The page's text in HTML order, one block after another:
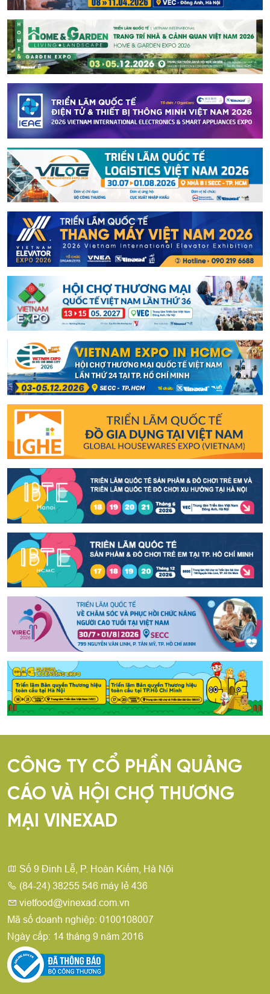
CÔNG TY CỔ PHẦN QUẢNG
CÁO VÀ HỘI CHỢ THƯƠNG
MẠI VINEXAD
Số 9 Đinh Lễ, P. Hoàn Kiếm, Hà Nội
(84-24) 38255 546 máy lẻ 436
vietfood@vinexad.com.vn
Mã số doanh nghiệp: 0100108007
Ngày cấp: 14 tháng 9 năm 2016